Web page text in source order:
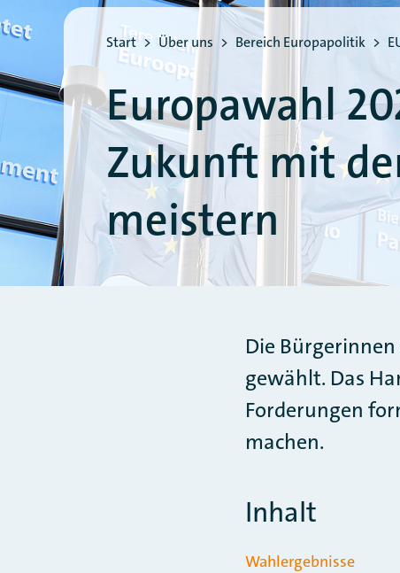
Sie befinden sich hier:
Start Über uns Bereich Europapolitik
Europawahl
Zukunft mit
meistern
Die
gewählt. Das
Forderungen
machen.
Inhalt
Wahlergebnisse